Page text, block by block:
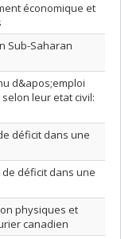
économique et
Sub-Saharan
d&apos;emploi
leur etat civil:
déficit dans une
déficit dans une
physiques et
canadien